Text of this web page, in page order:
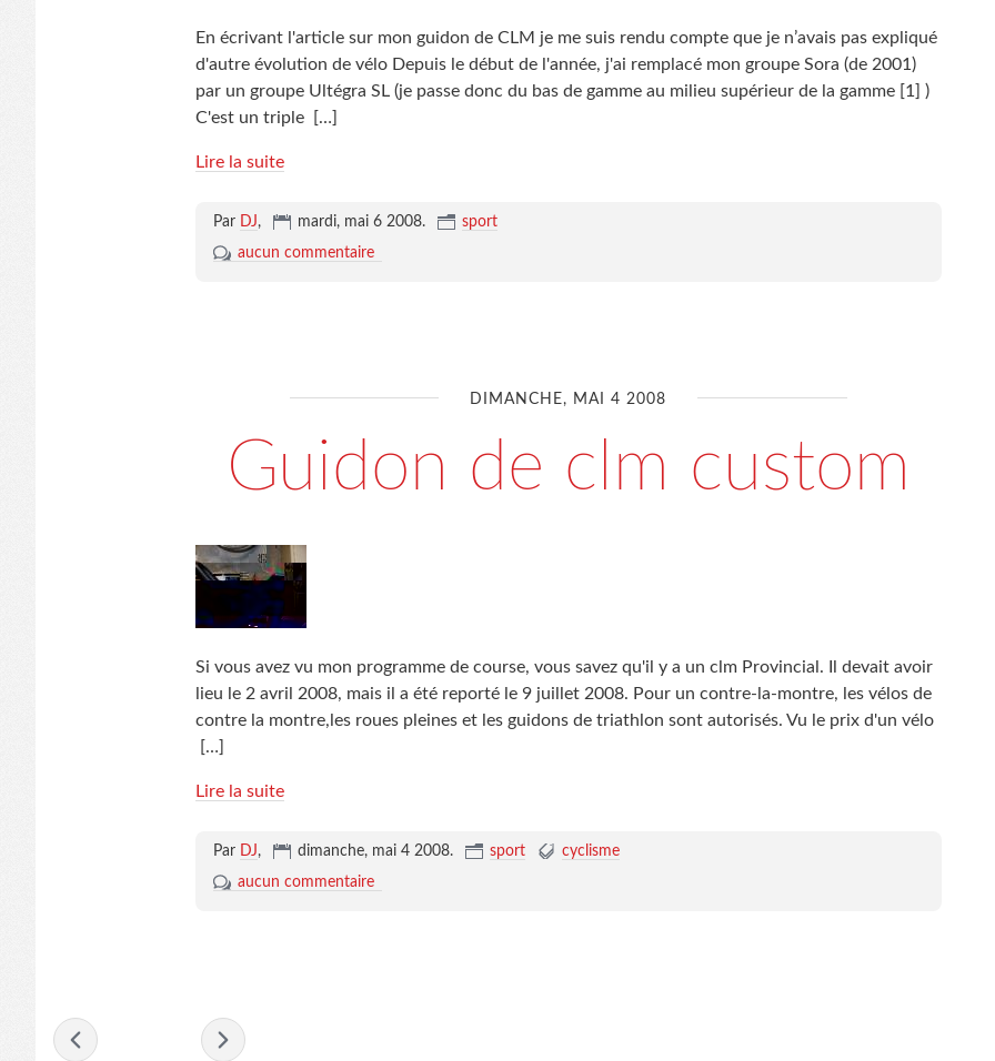
En écrivant l'article sur mon guidon de CLM je me suis rendu compte que je n’avais pas expliqué
d'autre évolution de vélo Depuis le début de l'année, j'ai remplacé mon groupe Sora (de 2001)
par un groupe Ultégra SL (je passe donc du bas de gamme au milieu supérieur de la gamme [1] )
C'est un triple
[…]
Lire la suite
Par DJ, mardi, mai 6 2008.
sport
aucun commentaire
DIMANCHE, MAI 4 2008
Guidon de clm custom
Si vous avez vu mon programme de course, vous savez qu'il y a un clm Provincial. Il devait avoir
lieu le 2 avril 2008, mais il a été reporté le 9 juillet 2008. Pour un contre-la-montre, les vélos de
contre la montre,les roues pleines et les guidons de triathlon sont autorisés. Vu le prix d'un vélo
[…]
Lire la suite
Par DJ, dimanche, mai 4 2008. sport
cyclisme
aucun commentaire
- mai 2008 -